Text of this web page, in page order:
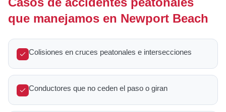
que manejamos en Newport Beach
Colisiones en cruces peatonales e intersecciones
Conductores que no ceden el paso o giran